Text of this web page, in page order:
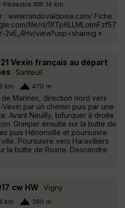
Pédestre 14 km
: www.randovaldoise.com/ Fiche :
file/d/1XTp6LLMLotmFzf57
2vE_4Hv/view?usp=sharing »
Vexin français au départ
Santeuil
km 470 m
Marines, direction nord vers
Vexin par un chemin puis par une
Avant Neuilly, bifurquer à droite
Grimper ensuite sur la butte de
puis Hénonville et poursuivre
Poursuivre vers Haravilliers
la butte de Rosne. Descendre
cw HW Vigny
km 390 m